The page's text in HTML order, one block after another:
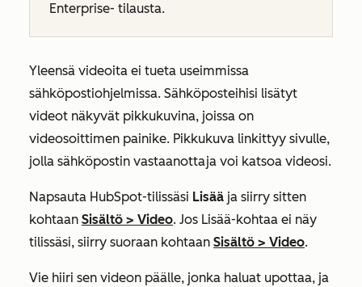
Enterprise- tilausta.
Yleensä videoita ei tueta useimmissa
sähköpostiohjelmissa. Sähköposteihisi lisätyt
videot näkyvät pikkukuvina, joissa on
videosoittimen painike. Pikkukuva linkittyy sivulle,
jolla sähköpostin vastaanottaja voi katsoa videosi.
Napsauta HubSpot-tilissäsi Lisää ja siirry sitten
kohtaan Sisältö > Video. Jos Lisää-kohtaa ei näy
tilissäsi, siirry suoraan kohtaan Sisältö > Video.​
Vie hiiri sen videon päälle, jonka haluat upottaa, ja